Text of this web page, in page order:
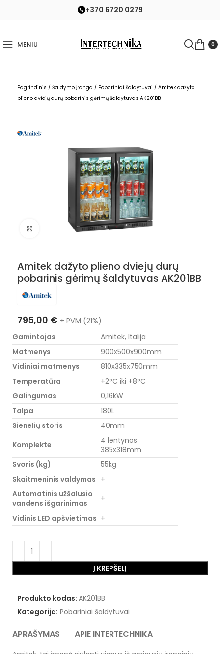
+370 6720 0279
MENIU 0
Pagrindinis / Šaldymo įranga / Pobariniai šaldytuvai / Amitek dažyto
plieno dviejų durų pobarinis gėrimų šaldytuvas AK201BB
Nuotraukos padidinimas
Amitek dažyto plieno dviejų durų
pobarinis gėrimų šaldytuvas AK201BB
795,00 € + PVM (21%)
Gamintojas
Amitek, Italija
Matmenys
900x500x900mm
Vidiniai matmenys
810x335x750mm
Temperatūra
+2°C iki +8°C
Galingumas
0,16kW
Talpa
180L
Sienelių storis
40mm
Komplekte
4 lentynos
385x318mm
Svoris (kg)
55kg
Skaitmeninis valdymas +
Automatinis užšalusio
vandens išgarinimas
+
Vidinis LED apšvietimas +
Į KREPŠELĮ
Produkto kodas: AK201BB
Kategorija: Pobariniai šaldytuvai
APRAŠYMAS APIE INTERTECHNIKA